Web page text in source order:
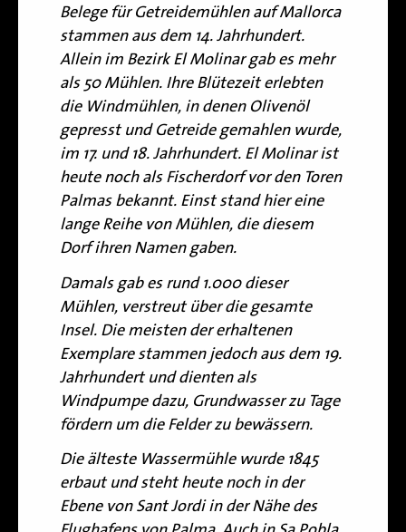
Belege für Getreidemühlen auf Mallorca
stammen aus dem 14. Jahrhundert.
Allein im Bezirk El Molinar gab es mehr
als 50 Mühlen. Ihre Blütezeit erlebten
die Windmühlen, in denen Olivenöl
gepresst und Getreide gemahlen wurde,
im 17. und 18. Jahrhundert. El Molinar ist
heute noch als Fischerdorf vor den Toren
Palmas bekannt. Einst stand hier eine
lange Reihe von Mühlen, die diesem
Dorf ihren Namen gaben.
Damals gab es rund 1.000 dieser
Mühlen, verstreut über die gesamte
Insel. Die meisten der erhaltenen
Exemplare stammen jedoch aus dem 19.
Jahrhundert und dienten als
Windpumpe dazu, Grundwasser zu Tage
fördern um die Felder zu bewässern.
Die älteste Wassermühle wurde 1845
erbaut und steht heute noch in der
Ebene von Sant Jordi in der Nähe des